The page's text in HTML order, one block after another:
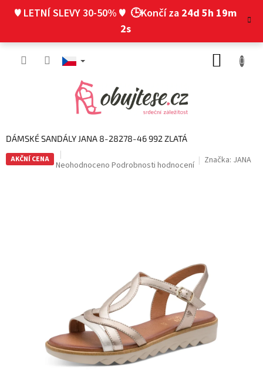
♥ LETNÍ SLEVY 30-50% ♥ 🕒Končí za 24d 5h 19m
1s
DÁMSKÉ SANDÁLY JANA 8-28278-46 992 ZLATÁ
AKČNÍ CENA
Průměrné
Neohodnoceno Podrobnosti hodnocení Značka: JANA